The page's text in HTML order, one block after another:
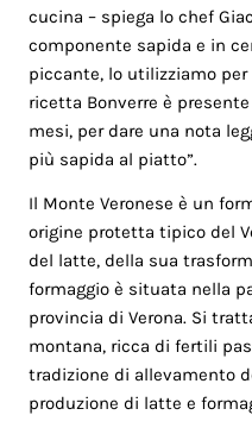
cucina – spiega lo chef
componente sapida e in
piccante, lo utilizziamo per
ricetta Bonverre è
mesi, per dare una nota
più sapida al piatto”.
Il Monte Veronese è un
origine protetta tipico del
del latte, della sua
formaggio è situata nella
provincia di Verona. Si
montana, ricca di fertili
tradizione di allevamento
produzione di latte e